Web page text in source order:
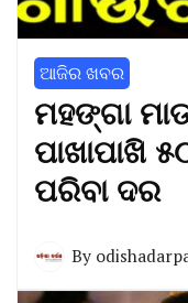
ଆଜିର ଖବର
ମହଙ୍ଗା
ପାଖାପାଖି
ପରିବା ଦର
By